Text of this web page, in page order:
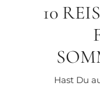
10
Hast Du